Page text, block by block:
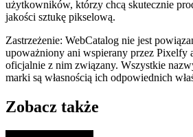
użytkowników, którzy chcą skutecznie
jakości sztukę pikselową.
Zastrzeżenie: WebCatalog nie jest
upoważniony ani wspierany przez Pixelfy
oficjalnie z nim związany. Wszystkie
marki są własnością ich odpowiednich
Zobacz także